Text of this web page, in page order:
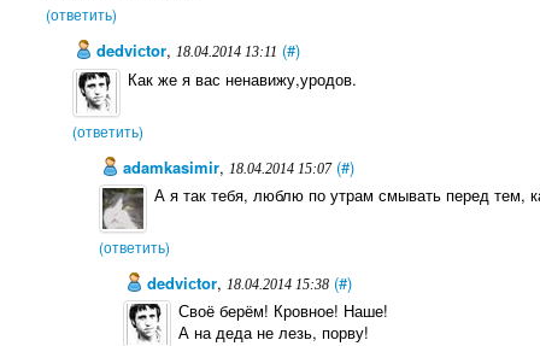
(ответить)
dedviсtor,18.04.2014 13:11 (#)
Как же я вас ненавижу,уродов.
(ответить)
adamkasimir, 18.04.2014 15:07 (#)
А я так тебя, люблю по утрам смывать перед тем,
(ответить)
dedviсtor,18.04.2014 15:38 (#)
Своё берём! Кровное! Наше!
А на деда не лезь, порву!